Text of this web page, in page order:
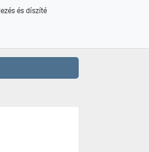
és díszíté